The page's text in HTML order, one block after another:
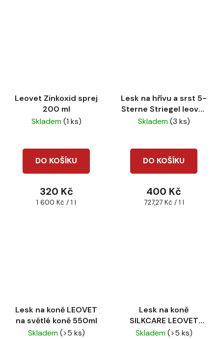
Leovet Zinkoxid sprej
200 ml
Skladem(1 ks)
DO KOŠÍKU
320 Kč
Měrná
1 600 Kč / 1 l
Lesk na hřívu a srst 5-
Sterne Striegel leovet
550ml
Skladem(3 ks)
DO KOŠÍKU
400 Kč
Měrná
727,27 Kč / 1 l
Lesk na koně LEOVET
na světlé koně 550ml
Skladem(>5 ks)
Lesk na koně
SILKCARE LEOVET
kondicionér
Skladem(>5 ks)